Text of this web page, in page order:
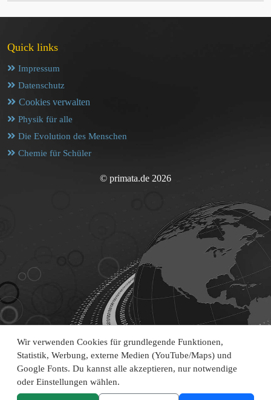
Wir verwenden Cookies für grundlegende Funktionen,
Statistik, Werbung, externe Medien (YouTube/Maps) und
Google Fonts. Du kannst alle akzeptieren, nur notwendige
oder Einstellungen wählen.
Quick links
Impressum
Datenschutz
Cookies verwalten
Physik für alle
Die Evolution des Menschen
Chemie für Schüler
© primata.de 2026